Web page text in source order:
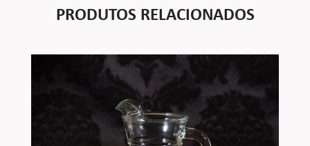
PRODUTOS RELACIONADOS